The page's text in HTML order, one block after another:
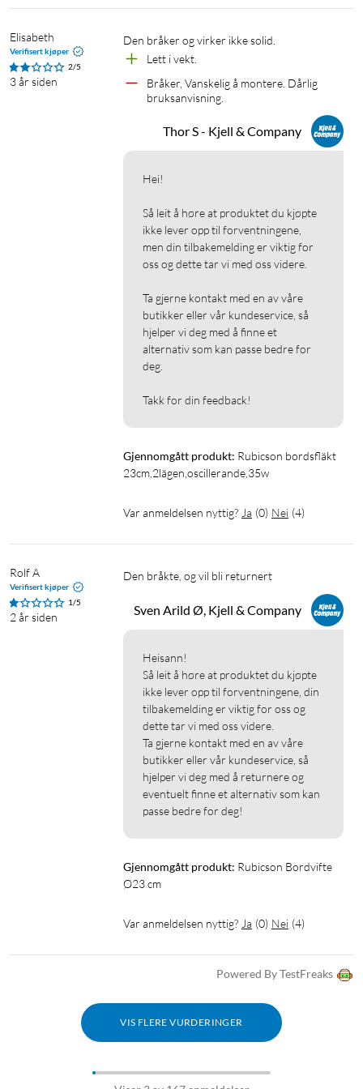
Elisabeth
Verifisert kjøper
2/5
3 år siden
Den bråker og virker ikke solid.
Lett i vekt.
Bråker, Vanskelig å montere. Dårlig
bruksanvisning.
Thor S - Kjell & Company
Hei!
Så leit å høre at produktet du kjøpte
ikke lever opp til forventningene,
men din tilbakemelding er viktig for
oss og dette tar vi med oss videre.
Ta gjerne kontakt med en av våre
butikker eller vår kundeservice, så
hjelper vi deg med å finne et
alternativ som kan passe bedre for
deg.
Takk for din feedback!
Gjennomgått produkt: Rubicson bordsfläkt
23cm,2lägen,oscillerande,35w
Var anmeldelsen nyttig? Ja (0) Nei (4)
Rolf A
Verifisert kjøper
1/5
2 år siden
Den bråkte, og vil bli returnert
Sven Arild Ø, Kjell & Company
Heisann!
Så leit å høre at produktet du kjøpte
ikke lever opp til forventningene, din
tilbakemelding er viktig for oss og
dette tar vi med oss videre.
Ta gjerne kontakt med en av våre
butikker eller vår kundeservice, så
hjelper vi deg med å returnere og
eventuelt finne et alternativ som kan
passe bedre for deg!
Gjennomgått produkt: Rubicson Bordvifte
Ø23 cm
Var anmeldelsen nyttig? Ja (0) Nei (4)
Powered By TestFreaks
VIS FLERE VURDERINGER